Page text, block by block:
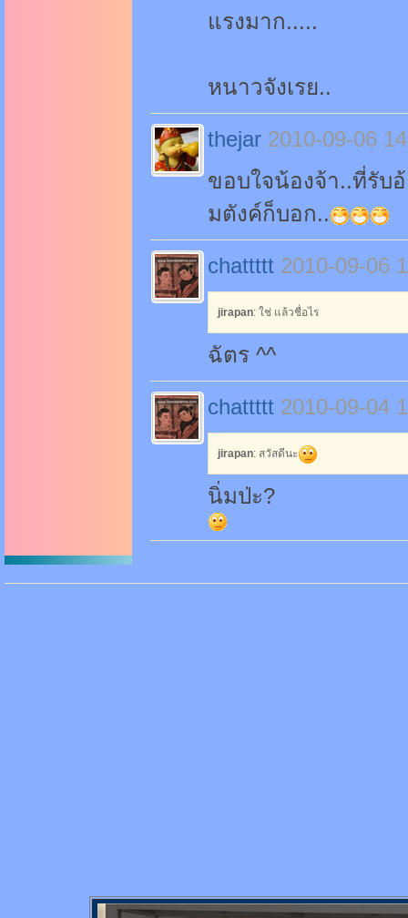
แรงมาก.....
หนาวจังเรย..
thejar 2010-09-06
ขอบใจน้องจ้า..ที่รับ
มตังค์ก็บอก..
chattttt 2010-09-06
jirapan: ใช่ แล้วชื่อไร
ฉัตร ^^
chattttt 2010-09-04
jirapan: สวัสดีนะ
นิ่มป่ะ?